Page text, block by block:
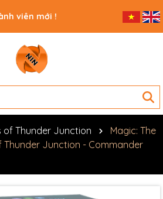
Trading
of Thunder Junction
Magic: The
Thunder Junction - Commander